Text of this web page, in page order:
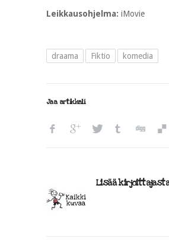
Leikkausohjelma: iMovie
draama Fiktio komedia
Jaa artikkeli
Lisää